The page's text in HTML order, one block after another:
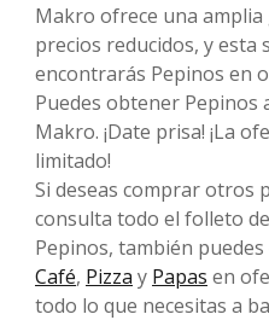
Makro ofrece una
precios reducidos, y esta
encontrarás Pepinos en
Puedes obtener Pepinos
Makro. ¡Date prisa! ¡La
limitado!
Si deseas comprar otros
consulta todo el folleto
Pepinos, también
Café, Pizza y Papas en
todo lo que necesitas a